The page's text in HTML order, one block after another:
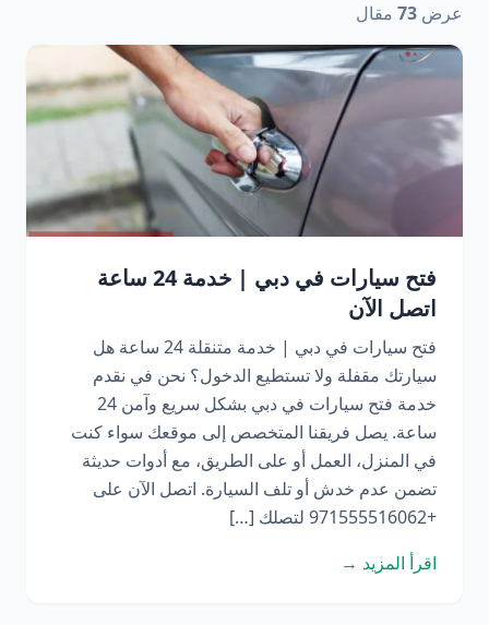
عرض 73 مقال
فتح سيارات في دبي | خدمة 24 ساعة
اتصل الآن
فتح سيارات في دبي | خدمة متنقلة 24 ساعة هل
سيارتك مقفلة ولا تستطيع الدخول؟ نحن في نقدم
خدمة فتح سيارات في دبي بشكل سريع وآمن 24
ساعة. يصل فريقنا المتخصص إلى موقعك سواء كنت
في المنزل، العمل أو على الطريق، مع أدوات حديثة
تضمن عدم خدش أو تلف السيارة. اتصل الآن على
+971555516062 لتصلك […]
اقرأ المزيد →